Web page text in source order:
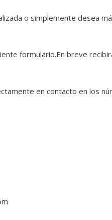
o simplemente desea
formulario.En breve
en contacto en los